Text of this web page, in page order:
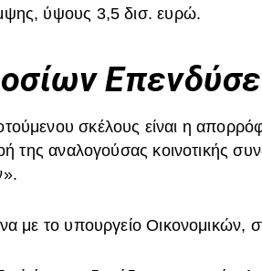
ύψους 3,5 δισ. ευρώ.
σκέλους είναι η
της αναλογούσας κοινοτικής
με το υπουργείο Οικονομικών,